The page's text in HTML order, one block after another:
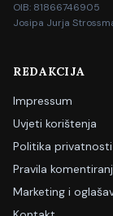
OIB: 81866746905
Josipa Jurja
REDAKCIJA
Impressum
Uvjeti korištenja
Politika privatnosti
Pravila
Marketing i